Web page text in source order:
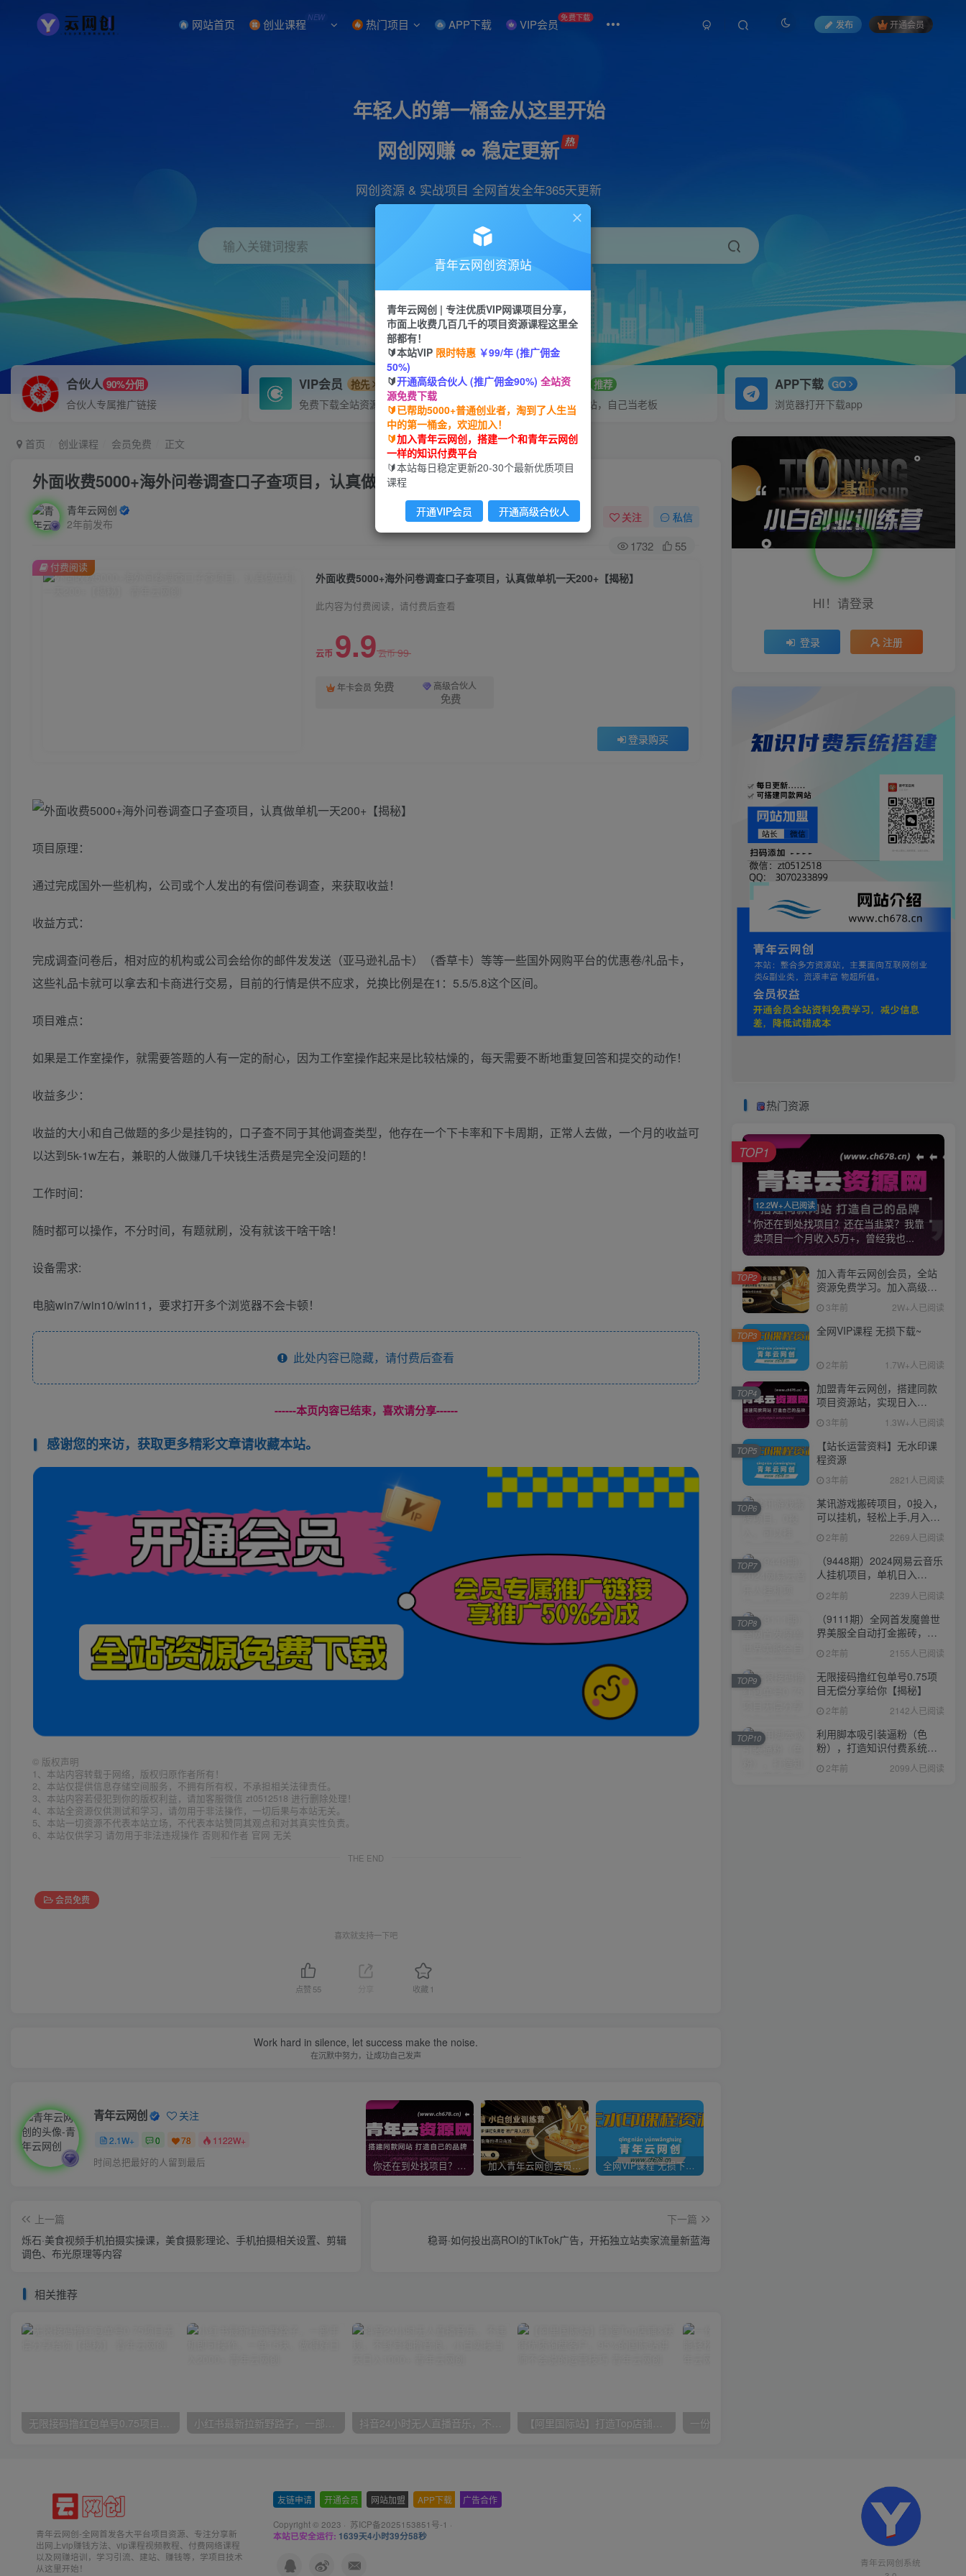
网站首页 创业课程 NEW 热门项目 APP下载 VIP会员 免费下载
发布 开通会员
年轻人的第一桶金从这里开始
网创网赚 ∞ 稳定更新
网创资源 & 实战项目 全网首发全年365天更新
输入关键词搜索
项目 引流 抖音 短视频 剪辑 会员
合伙人 90%分佣
合伙人专属推广链接
VIP会员 抢先
免费下载全站资源
招募站长 推荐
搭建同款网站，自己当老板
APP下载 GO
浏览器打开下载app
首页 创业课程 会员免费 正文
外面收费5000+海外问卷调查口子查项目，认真做单机一天200+【揭秘】
青年云网创
2年前发布
关注 私信
1732 55
外面收费5000+海外问卷调查口子查项目，认真做单机一天200+【揭秘】
此内容为付费阅读，请付费后查看
云币 9.9云币99
年卡会员 免费 高级合伙人
免费
登录购买
付费阅读
项目原理：
通过完成国外一些机构，公司或个人发出的有偿问卷调查，来获取收益！
收益方式：
完成调查问卷后，相对应的机构或公司会给你的邮件发发送（亚马逊礼品卡）（香草卡）等等一些国外网购平台的优惠卷/礼品卡，
这些礼品卡就可以拿去和卡商进行交易，目前的行情是供不应求，兑换比例是在1：5.5/5.8这个区间。
项目难点：
如果是工作室操作，就需要答题的人有一定的耐心，因为工作室操作起来是比较枯燥的，每天需要不断地重复回答和提交的动作！
收益多少：
收益的大小和自己做题的多少是挂钩的，口子查不同于其他调查类型，他存在一个下卡率和下卡周期，正常人去做，一个月的收益可
以达到5k-1w左右，兼职的人做赚几千块钱生活费是完全没问题的！
工作时间：
随时都可以操作，不分时间，有题就刷，没有就该干啥干啥！
设备需求:
电脑win7/win10/win11，要求打开多个浏览器不会卡顿！
此处内容已隐藏，请付费后查看
------本页内容已结束，喜欢请分享------
感谢您的来访，获取更多精彩文章请收藏本站。
© 版权声明
1、本站内容转载于网络，版权归原作者所有！
2、本站仅提供信息存储空间服务，不拥有所有权，不承担相关法律责任。
3、本站内容若侵犯到你的版权利益，请加客服微信 zt0512518 进行删除处理！
4、本站全资源仅供测试和学习，请勿用于非法操作，一切后果与本站无关。
5、本站一切资源不代表本站立场，不代表本站赞同其观点和对其真实性负责。
6、本站仅供学习 请勿用于非法违规操作 否则和作者 官网 无关
THE END
会员免费
喜欢就支持一下吧
点赞55 收藏 1
If you get tired, learn to rest, not to quit.
如果你累了，学会休息，而不是放弃
青年云网创 关注
2.1W+ 0 78 1122W+
时间总把最好的人留到最后 你还在到处找项目？还在当韭菜？我靠卖项目一个月收入5万+，曾经我也是个失败者。 加入青年云网创会员，全站资源免费学习。加入高级合伙人，推广日入1000+ 全网VIP课程 无损下载~
上一篇
烁石·美食视频手机拍摄实操课，​美食摄影理论、手机拍摄相关设置、剪辑
调色、布光原理等内容
下一篇
稳哥·如何投出高ROI的TikTok广告，开拓独立站卖家流量新蓝海
相关推荐
无限接码撸红包单号0.75项目无偿分享给你【揭秘】 小红书最新拉新野路子，一部手机即可操作，一单15块，做得好日入2000+ 抖音24小时无人直播音乐，不违规，不封号纯撸音浪，小白实操当天日入1000+ 【阿里国际站】打造Top店铺&获得优质询盘客户，​95%的国际站讲师不会说的运营技巧
HI！请登录
登录 注册
热门资源
12.2W+人已阅读
你还在到处找项目？还在当韭菜？我靠
卖项目一个月收入5万+，曾经我也...
TOP1
加入青年云网创会员，全站
资源免费学习。加入高级合
伙人，推广日入1000+
3年前 2W+人已阅读
TOP2
全网VIP课程 无损下载~
2年前 1.7W+人已阅读
TOP3
加盟青年云网创，搭建同款
项目资源站，实现日入
2000+
3年前 1.3W+人已阅读
TOP4
【站长运营资料】无水印课
程资源
3年前 2821人已阅读
TOP5
某讯游戏搬砖项目，0投入，
可以挂机，轻松上手,月入
3000+上不封顶
2年前 2269人已阅读
TOP6
（9448期）2024网易云音乐
人挂机项目，单机日入
150+，无脑月入5000+
2年前 2239人已阅读
TOP7
（9111期）全网首发魔兽世
界美服全自动打金搬砖，日
入1000+，简单好操作，保
姆级教学
2年前 2155人已阅读
TOP8
无限接码撸红包单号0.75项
目无偿分享给你【揭秘】
2年前 2142人已阅读
TOP9
利用脚本吸引装逼粉（色
粉），打造知识付费系统，
附388元美女写真项目
2年前 2099人已阅读
TOP10
青年云网创-全网首发各大平台项目资源、专注分享新
出网上vip赚钱方法、vip课程视频教程、付费网络课程
以及网赚培训，学习引流、建站、赚钱等，学项目技术
从这里开始！
友链申请 开通会员 网站加盟 APP下载 广告合作
Copyright © 2023 · 苏ICP备2025153851号-1 ·
本站已安全运行: 1639天4小时39分59秒
青年云网创系统
青年云网创资源站
青年云网创 | 专注优质VIP网课项目分享，
市面上收费几百几千的项目资源课程这里全
部都有！
🔰本站VIP 限时特惠 ￥99/年 (推广佣金
50%)
🔰开通高级合伙人 (推广佣金90%) 全站资
源免费下载
🔰已帮助5000+普通创业者，淘到了人生当
中的第一桶金，欢迎加入！
🔰加入青年云网创，搭建一个和青年云网创
一样的知识付费平台
🔰本站每日稳定更新20-30个最新优质项目
课程
开通VIP会员 开通高级合伙人